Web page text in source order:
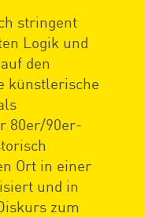
stringent
Logik und
den
künstlerische
80er/90er-
Ort in einer
und in
zum